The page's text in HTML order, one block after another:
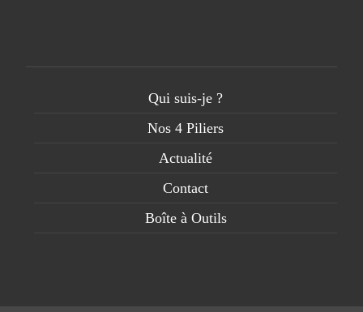
Qui suis-je ?
Nos 4 Piliers
Actualité
Contact
Boîte à Outils